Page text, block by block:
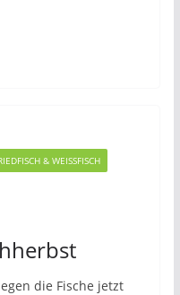
& WEISSFISCH
die Fische jetzt